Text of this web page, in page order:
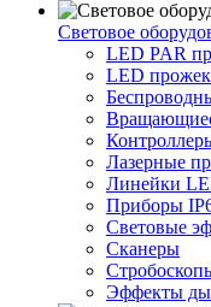
Световое
LED PAR
LED
Лазерные
Линейки
Приборы
Световые
Сканеры
Эффекты